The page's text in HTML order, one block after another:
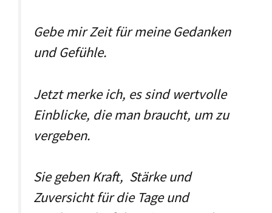
Gebe mir Zeit für meine Gedanken
und Gefühle.
Jetzt merke ich, es sind wertvolle
Einblicke, die man braucht, um zu
vergeben.
Sie geben Kraft, Stärke und
Zuversicht für die Tage und